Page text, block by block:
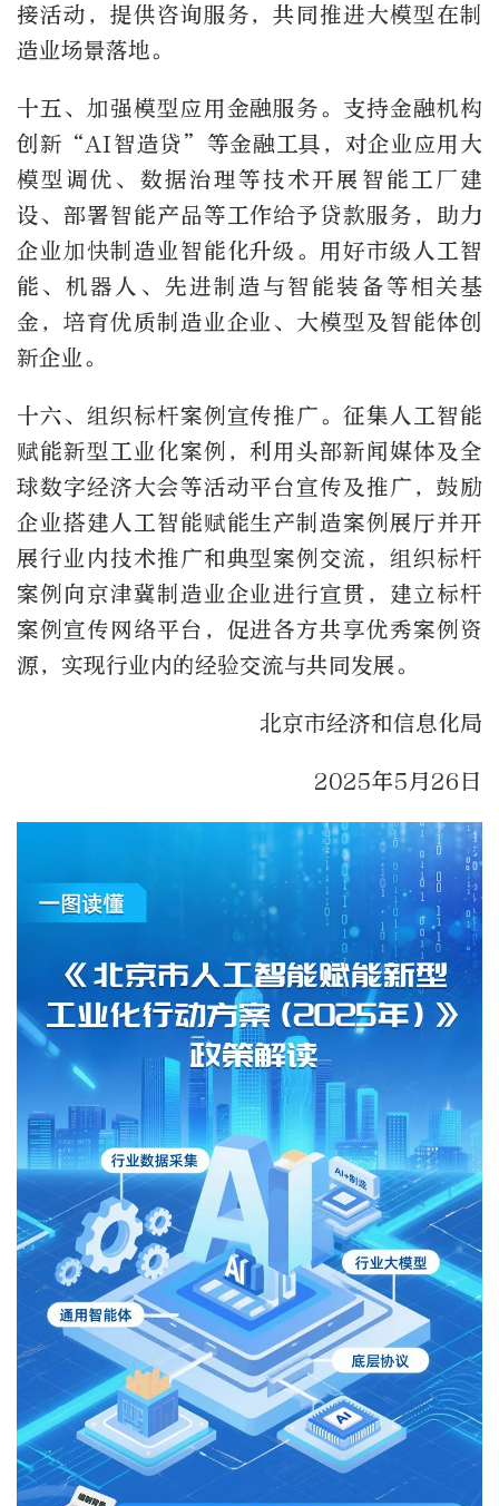
接活动，提供咨询服务，共同推进大模型在制
造业场景落地。
十五、加强模型应用金融服务。支持金融机构
创新“AI智造贷”等金融工具，对企业应用大
模型调优、数据治理等技术开展智能工厂建
设、部署智能产品等工作给予贷款服务，助力
企业加快制造业智能化升级。用好市级人工智
能、机器人、先进制造与智能装备等相关基
金，培育优质制造业企业、大模型及智能体创
新企业。
十六、组织标杆案例宣传推广。征集人工智能
赋能新型工业化案例，利用头部新闻媒体及全
球数字经济大会等活动平台宣传及推广，鼓励
企业搭建人工智能赋能生产制造案例展厅并开
展行业内技术推广和典型案例交流，组织标杆
案例向京津冀制造业企业进行宣贯，建立标杆
案例宣传网络平台，促进各方共享优秀案例资
源，实现行业内的经验交流与共同发展。
北京市经济和信息化局
2025年5月26日